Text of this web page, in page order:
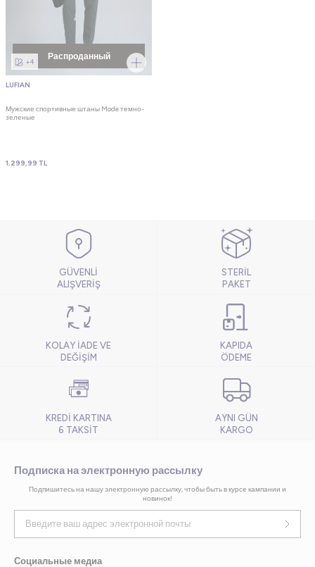
Распроданный
+4
LUFIAN
Мужские спортивные штаны Mode темно-
зеленые
1.299,99 TL
GÜVENLİ
ALIŞVERİŞ
STERİL
PAKET
KOLAY İADE VE
DEĞİŞİM
KAPIDA
ÖDEME
KREDİ KARTINA
6 TAKSİT
AYNI GÜN
KARGO
Подписка на электронную рассылку
Подпишитесь на нашу электронную рассылку, чтобы быть в курсе кампании и
новинок!
Социальные медиа